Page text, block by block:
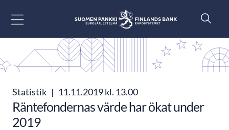
Statistik | 11.11.2019 kl. 13.00
Räntefondernas värde har ökat under
2019